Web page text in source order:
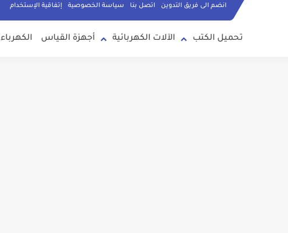
انضم الى فريق التدوين اتصل بنا سياسة الخصوصية إتفاقية الإستخدام
تحميل الكتب الآلات الكهربائية أجهزة القياس الكهرباء